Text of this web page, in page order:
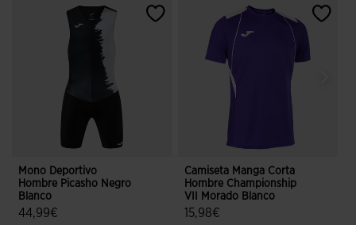
Mono Deportivo
Hombre Picasho Negro
Blanco
44,99€
Camiseta Manga Corta
Hombre Championship
VII Morado Blanco
15,98€